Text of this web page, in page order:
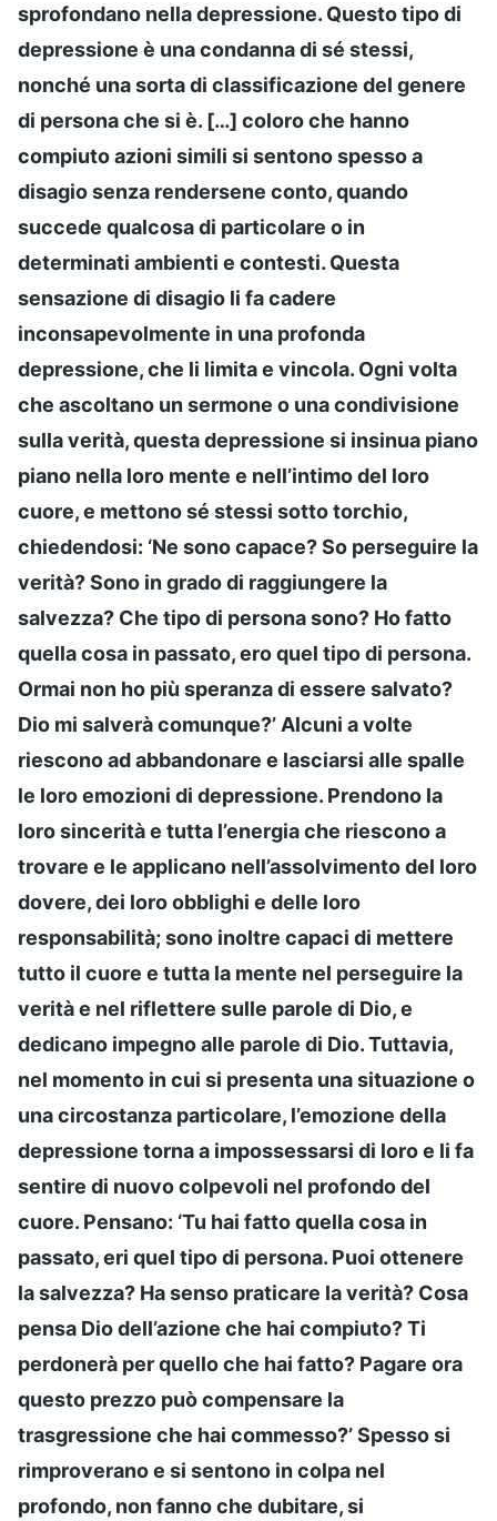
sprofondano nella depressione. Questo tipo di
depressione è una condanna di sé stessi,
nonché una sorta di classificazione del genere
di persona che si è. […] coloro che hanno
compiuto azioni simili si sentono spesso a
disagio senza rendersene conto, quando
succede qualcosa di particolare o in
determinati ambienti e contesti. Questa
sensazione di disagio li fa cadere
inconsapevolmente in una profonda
depressione, che li limita e vincola. Ogni volta
che ascoltano un sermone o una condivisione
sulla verità, questa depressione si insinua piano
piano nella loro mente e nell’intimo del loro
cuore, e mettono sé stessi sotto torchio,
chiedendosi: ‘Ne sono capace? So perseguire la
verità? Sono in grado di raggiungere la
salvezza? Che tipo di persona sono? Ho fatto
quella cosa in passato, ero quel tipo di persona.
Ormai non ho più speranza di essere salvato?
Dio mi salverà comunque?’ Alcuni a volte
riescono ad abbandonare e lasciarsi alle spalle
le loro emozioni di depressione. Prendono la
loro sincerità e tutta l’energia che riescono a
trovare e le applicano nell’assolvimento del loro
dovere, dei loro obblighi e delle loro
responsabilità; sono inoltre capaci di mettere
tutto il cuore e tutta la mente nel perseguire la
verità e nel riflettere sulle parole di Dio, e
dedicano impegno alle parole di Dio. Tuttavia,
nel momento in cui si presenta una situazione o
una circostanza particolare, l’emozione della
depressione torna a impossessarsi di loro e li fa
sentire di nuovo colpevoli nel profondo del
cuore. Pensano: ‘Tu hai fatto quella cosa in
passato, eri quel tipo di persona. Puoi ottenere
la salvezza? Ha senso praticare la verità? Cosa
pensa Dio dell’azione che hai compiuto? Ti
perdonerà per quello che hai fatto? Pagare ora
questo prezzo può compensare la
trasgressione che hai commesso?’ Spesso si
rimproverano e si sentono in colpa nel
profondo, non fanno che dubitare, si